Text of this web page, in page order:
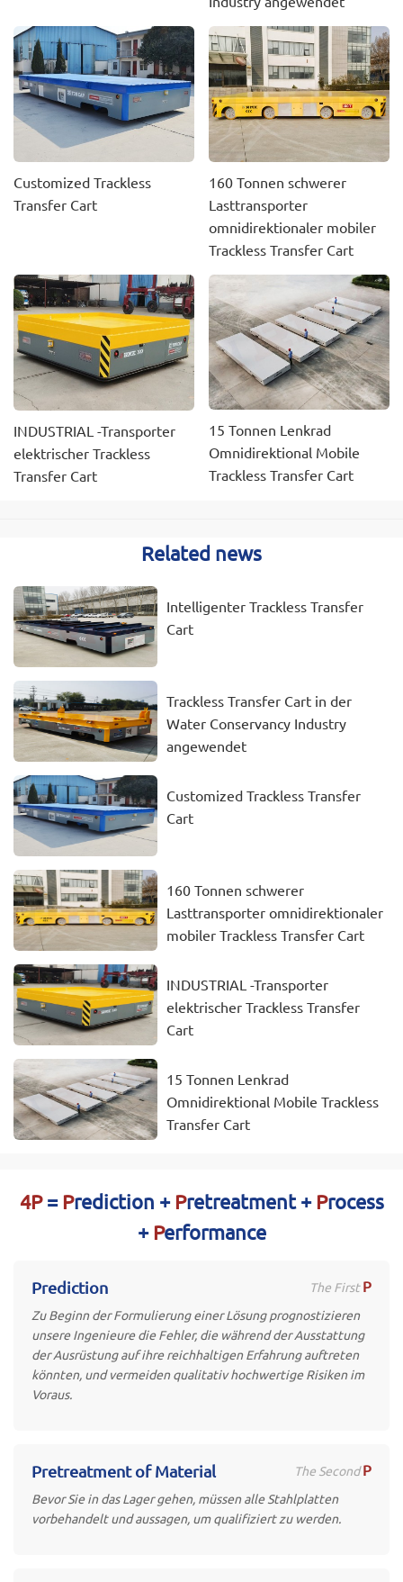
Customized Trackless
Transfer Cart
160 Tonnen schwerer
Lasttransporter
omnidirektionaler mobiler
Trackless Transfer Cart
INDUSTRIAL -Transporter
elektrischer Trackless
Transfer Cart
15 Tonnen Lenkrad
Omnidirektional Mobile
Trackless Transfer Cart
Related news
Intelligenter Trackless Transfer
Cart
Trackless Transfer Cart in der
Water Conservancy Industry
angewendet
Customized Trackless Transfer
Cart
160 Tonnen schwerer
Lasttransporter omnidirektionaler
mobiler Trackless Transfer Cart
INDUSTRIAL -Transporter
elektrischer Trackless Transfer
Cart
15 Tonnen Lenkrad
Omnidirektional Mobile Trackless
Transfer Cart
4P=Prediction +Pretreatment +Process
+Performance
The First P
Prediction
Zu Beginn der Formulierung einer Lösung prognostizieren
unsere Ingenieure die Fehler, die während der Ausstattung
der Ausrüstung auf ihre reichhaltigen Erfahrung auftreten
könnten, und vermeiden qualitativ hochwertige Risiken im
Voraus.
The Second P
Pretreatment of Material
Bevor Sie in das Lager gehen, müssen alle Stahlplatten
vorbehandelt und aussagen, um qualifiziert zu werden.